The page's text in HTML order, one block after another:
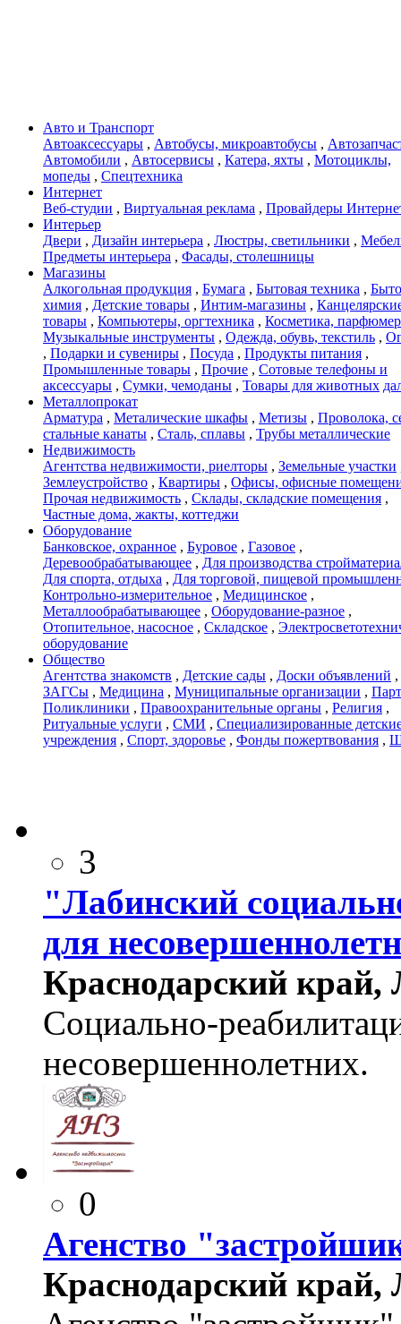
Авто и Транспорт
Автоаксессуары , Автобусы, микроавтобусы ,
Автомобили , Автосервисы , Катера, яхты , Мотоциклы,
мопеды , Спецтехника
Интернет
Веб-студии , Виртуальная реклама , Провайдеры
Интерьер
Двери , Дизайн интерьера , Люстры, светильники ,
Предметы интерьера , Фасады, столешницы
Магазины
Алкогольная продукция , Бумага , Бытовая техника ,
химия , Детские товары , Интим-магазины ,
товары , Компьютеры, оргтехника , Косметика,
Музыкальные инструменты , Одежда, обувь, текстиль ,
, Подарки и сувениры , Посуда , Продукты питания ,
Промышленные товары , Прочие , Сотовые телефоны и
аксессуары , Сумки, чемоданы , Товары для животных
Металлопрокат
Арматура , Металические шкафы , Метизы , Проволока,
стальные канаты , Сталь, сплавы , Трубы металлические
Недвижимость
Агентства недвижимости, риелторы , Земельные участки
Землеустройство , Квартиры , Офисы, офисные
Прочая недвижимость , Склады, складские помещения ,
Частные дома, жакты, коттеджи
Оборудование
Банковское, охранное , Буровое , Газовое ,
Деревообрабатывающее , Для производства
Для спорта, отдыха , Для торговой, пищевой
Контрольно-измерительное , Медицинское ,
Металлообрабатывающее , Оборудование-разное ,
Отопительное, насосное , Складское ,
оборудование
Общество
Агентства знакомств , Детские сады , Доски объявлений ,
ЗАГСы , Медицина , Муниципальные организации ,
Поликлиники , Правоохранительные органы , Религия ,
Ритуальные услуги , СМИ , Специализированные
учреждения , Спорт, здоровье , Фонды пожертвования ,
3
"Лабинский
для
Краснодарский край,
Социально-
несовершеннолетних.
0
Агенство
Краснодарский